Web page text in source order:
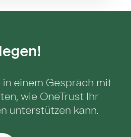
in einem Gespräch mit
wie OneTrust Ihr
unterstützen kann.